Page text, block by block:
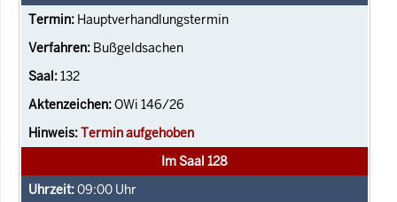
Hauptverhandlungstermin
Bußgeldsachen
132
OWi 146/26
Termin aufgehoben
Im Saal 128
09:00 Uhr